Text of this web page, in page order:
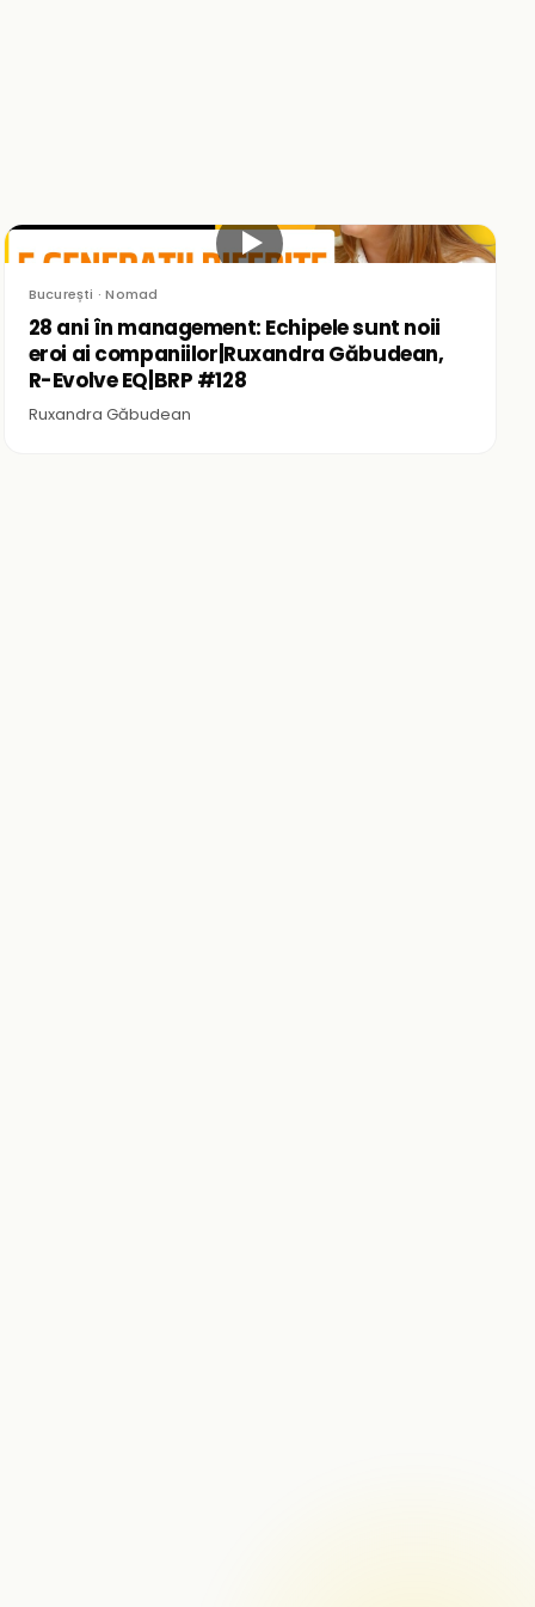
▶
București · Nomad
28 ani în management: Echipele sunt noii
eroi ai companiilor|Ruxandra Găbudean,
R-Evolve EQ|BRP #128
Ruxandra Găbudean